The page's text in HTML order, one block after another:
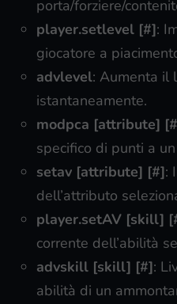
porta/forziere/
player.setlevel [#]:
giocatore a
advlevel: Aumenta il
istantaneamente.
modpca [attribute]
specifico di punti a
setav [attribute] [#]:
dell’attributo
player.setAV [skill]
corrente dell’abilità
advskill [skill] [#]:
abilità di un